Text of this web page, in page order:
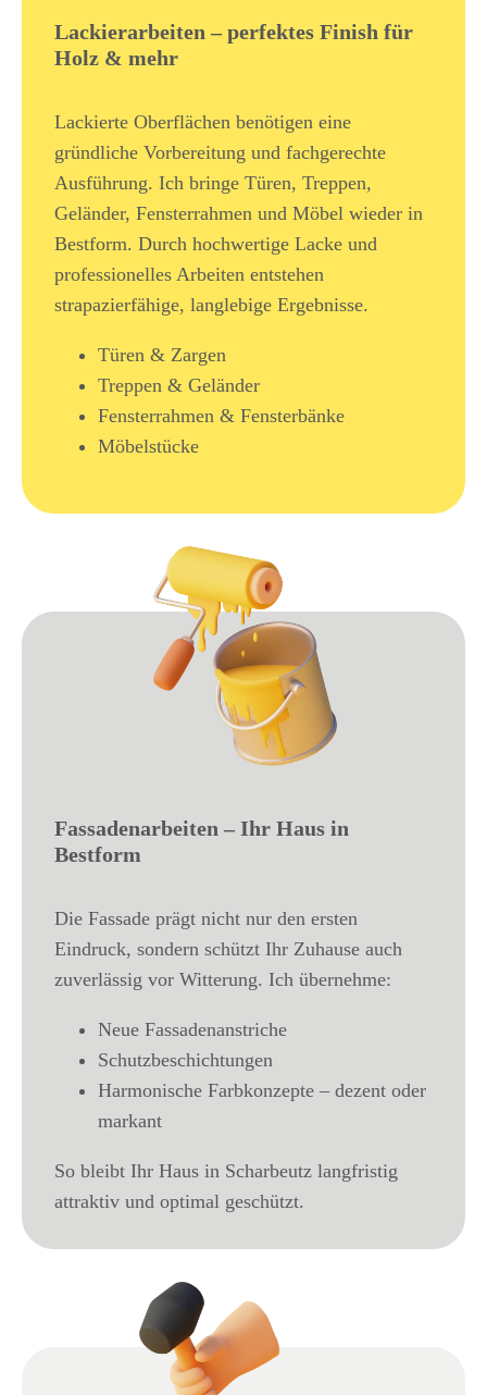
Lackierarbeiten – perfektes Finish für
Holz & mehr
Lackierte Oberflächen benötigen eine
gründliche Vorbereitung und fachgerechte
Ausführung. Ich bringe Türen, Treppen,
Geländer, Fensterrahmen und Möbel wieder in
Bestform. Durch hochwertige Lacke und
professionelles Arbeiten entstehen
strapazierfähige, langlebige Ergebnisse.
Türen & Zargen
Treppen & Geländer
Fensterrahmen & Fensterbänke
Möbelstücke
Fassadenarbeiten – Ihr Haus in
Bestform
Die Fassade prägt nicht nur den ersten
Eindruck, sondern schützt Ihr Zuhause auch
zuverlässig vor Witterung. Ich übernehme:
Neue Fassadenanstriche
Schutzbeschichtungen
Harmonische Farbkonzepte – dezent oder
markant
So bleibt Ihr Haus in Scharbeutz langfristig
attraktiv und optimal geschützt.